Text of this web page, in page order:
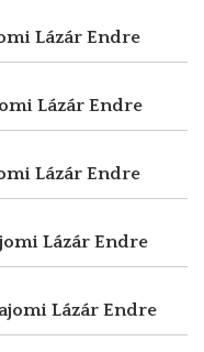
Lázár Endre
Lázár Endre
Lázár Endre
Lázár Endre
Lázár Endre